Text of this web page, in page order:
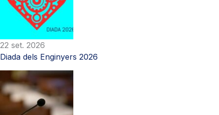
22 set. 2026
Diada dels Enginyers 2026